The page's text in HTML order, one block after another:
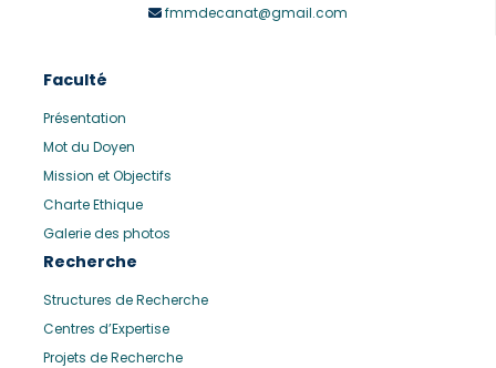
fmmdecanat@gmail.com
Faculté
Présentation
Mot du Doyen
Mission et Objectifs
Charte Ethique
Galerie des photos
Recherche
Structures de Recherche
Centres d’Expertise
Projets de Recherche